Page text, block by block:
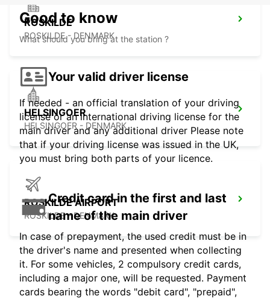
ROSKILDE
ROSKILDE - DENMARK
HELSINGOER
HELSINGOER - DENMARK
ROSKILDE AIRPORT
ROSKILDE - DENMARK
Good to know
What should you bring at the station ?
Your valid driver license
If needed - an official translation of your driving
license or an international driving license for the
main driver and any additional driver Please note
that if your driving license was issued in the UK,
you must bring both parts of your licence.
Credit card in the first and last
name of the main driver
In case of prepayment, the used credit must be in
the driver's name and presented when collecting
it. For some vehicles, 2 compulsory credit cards,
including a major one, will be requested. Payment
cards bearing the words "debit card", "prepaid",